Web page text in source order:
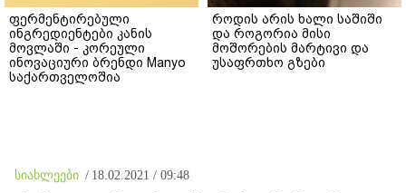
ფერმენტირებული
ინგრედიენტები კანის
მოვლაში - კორეული
ინოვაციური ბრენდი Manyo
საქართველოშია
როდის არის ხალი საშიში
და როგორია მისი
მოშორების მარტივი და
უსაფრთხო გზები
სიახლეები / 18.02.2021 / 09:48